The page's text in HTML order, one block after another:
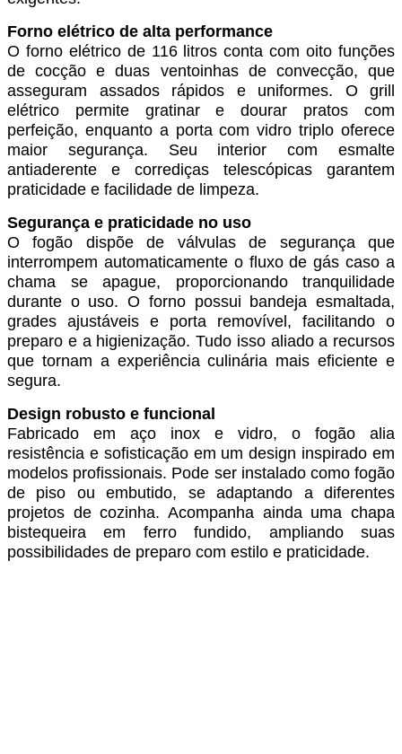
Forno elétrico de alta performance
O forno elétrico de 116 litros conta com oito funções
de cocção e duas ventoinhas de convecção, que
asseguram assados rápidos e uniformes. O grill
elétrico permite gratinar e dourar pratos com
perfeição, enquanto a porta com vidro triplo oferece
maior segurança. Seu interior com esmalte
antiaderente e corrediças telescópicas garantem
praticidade e facilidade de limpeza.
Segurança e praticidade no uso
O fogão dispõe de válvulas de segurança que
interrompem automaticamente o fluxo de gás caso a
chama se apague, proporcionando tranquilidade
durante o uso. O forno possui bandeja esmaltada,
grades ajustáveis e porta removível, facilitando o
preparo e a higienização. Tudo isso aliado a recursos
que tornam a experiência culinária mais eficiente e
segura.
Design robusto e funcional
Fabricado em aço inox e vidro, o fogão alia
resistência e sofisticação em um design inspirado em
modelos profissionais. Pode ser instalado como fogão
de piso ou embutido, se adaptando a diferentes
projetos de cozinha. Acompanha ainda uma chapa
bistequeira em ferro fundido, ampliando suas
possibilidades de preparo com estilo e praticidade.